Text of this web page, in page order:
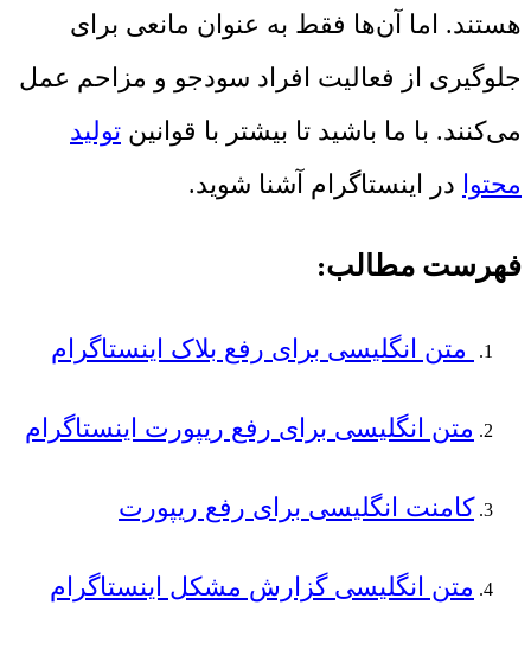
هستند. اما آن‌ها فقط به عنوان مانعی برای
جلوگیری از فعالیت افراد سودجو و مزاحم عمل
می‌کنند. با ما باشید تا بیشتر با قوانین تولید
محتوا در اینستاگرام آشنا شوید.
فهرست مطالب:
متن انگلیسی برای رفع بلاک اینستاگرام
متن انگلیسی برای رفع ریپورت اینستاگرام
کامنت انگلیسی برای رفع ریپورت
متن انگلیسی گزارش مشکل اینستاگرام